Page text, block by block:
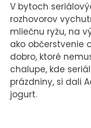
V bytoch
rozhovorov
mliečnu ryžu, na
ako občerstvenie
dobro, ktoré
chalupe, kde
prázdniny, si dali
jogurt.